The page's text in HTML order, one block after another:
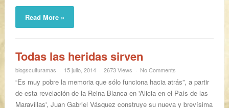
Read More »
Todas las heridas sirven
blogsculturamas 15 julio, 2014 2673 Views No Comments
“Es muy pobre la memoria que sólo funciona hacia atrás”, a partir
de esta revelación de la Reina Blanca en 'Alicia en el País de las
Maravillas', Juan Gabriel Vásquez construye su nueva y brevísima